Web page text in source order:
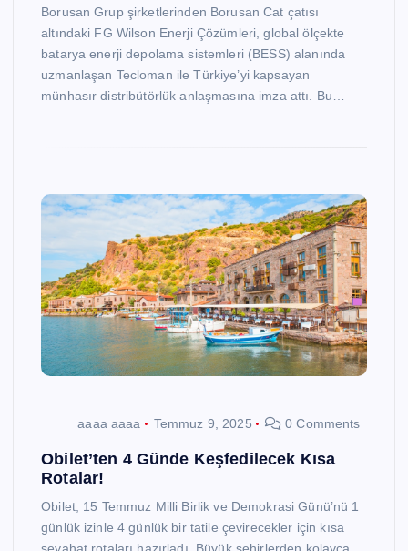
Borusan Grup şirketlerinden Borusan Cat çatısı
altındaki FG Wilson Enerji Çözümleri, global ölçekte
batarya enerji depolama sistemleri (BESS) alanında
uzmanlaşan Tecloman ile Türkiye’yi kapsayan
münhasır distribütörlük anlaşmasına imza attı. Bu…
aaaa aaaa Temmuz 9, 2025 0 Comments
Obilet’ten 4 Günde Keşfedilecek Kısa
Rotalar!
Obilet, 15 Temmuz Milli Birlik ve Demokrasi Günü’nü 1
günlük izinle 4 günlük bir tatile çevirecekler için kısa